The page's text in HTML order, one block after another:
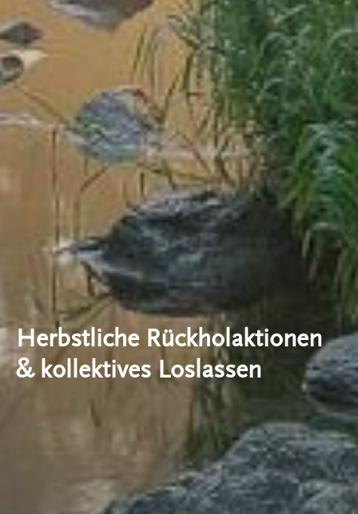
Herbstliche Rückholaktionen
& kollektives Loslassen